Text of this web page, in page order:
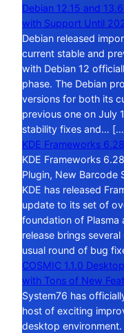
Debian 12.15 and
with Support Until
Debian released
current stable and
with Debian 12
phase. The Debian
versions for both its
previous one on July
stability fixes and…
KDE Frameworks
KDE Frameworks
Plugin, New Barcode
KDE has released
update to its set of
foundation of Plasma
release brings
usual round of bug
COSMIC 1.1.0
with Tons of New
System76 has
host of exciting
desktop